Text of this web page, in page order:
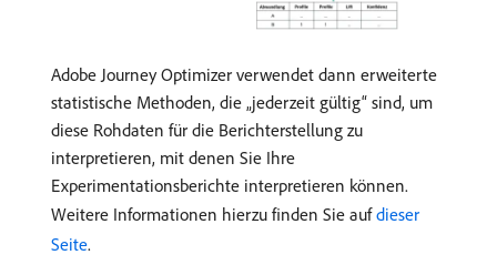
Adobe Journey Optimizer verwendet dann erweiterte
statistische Methoden, die „jederzeit gültig“ sind, um
diese Rohdaten für die Berichterstellung zu
interpretieren, mit denen Sie Ihre
Experimentationsberichte interpretieren können.
Weitere Informationen hierzu finden Sie aufdieser
Seite.